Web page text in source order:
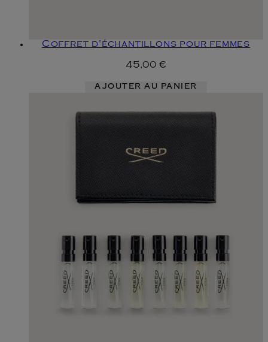
Coffret d'échantillons pour femmes
45,00 €
AJOUTER AU PANIER